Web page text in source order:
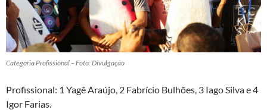
Categoria Profissional – Foto: Divulgação
Profissional: 1 Yagê Araújo, 2 Fabrício Bulhões, 3 Iago Silva e 4
Igor Farias.